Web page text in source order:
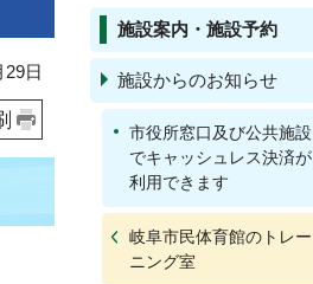
日
施設案内・施設予約
施設からのお知らせ
市役所窓口及び公共施設
でキャッシュレス決済が
利用できます
岐阜市民体育館のトレー
ニング室